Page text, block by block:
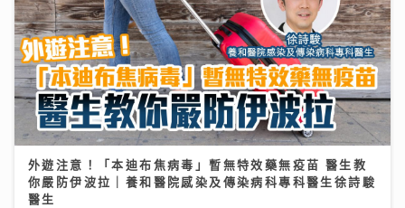
外遊注意！「本迪布焦病毒」暫無特效藥無疫苗 醫生教
你嚴防伊波拉｜養和醫院感染及傳染病科專科醫生徐詩駿
醫生